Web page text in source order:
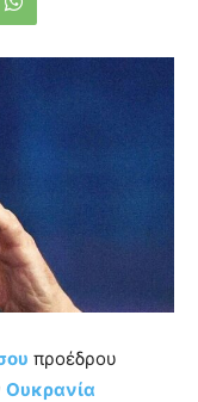
προέδρου
Ουκρανία